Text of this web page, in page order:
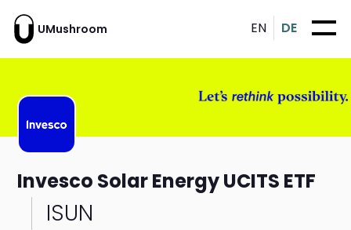
UMushroom EN DE
Invesco Solar Energy UCITS ETF
ISUN